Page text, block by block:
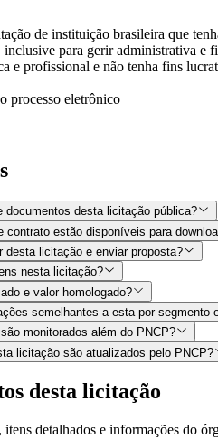
de instituição brasileira que
para gerir administrativa e
e profissional e não tenha fins
processo eletrônico
documentos desta licitação pública?
contrato estão disponíveis para
desta licitação e enviar proposta?
nesta licitação?
e valor homologado?
semelhantes a esta por segmento
monitorados além do PNCP?
licitação são atualizados pelo PNCP?
desta licitação
detalhados e informações do